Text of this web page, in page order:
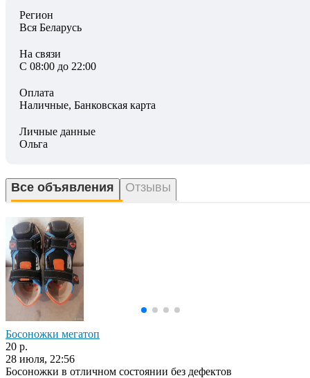
Регион
Вся Беларусь
На связи
С 08:00 до 22:00
Оплата
Наличные, Банковская карта
Личные данные
Ольга
Все объявления Отзывы
Босоножки мегатоп
20 р.
28 июля, 22:56
Босоножки в отличном состоянии без дефектов